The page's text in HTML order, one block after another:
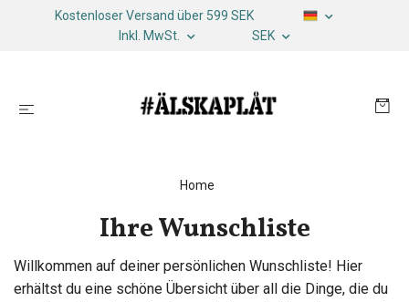
Kostenloser Versand über 599 SEK
Inkl. MwSt.
SEK
Home
Ihre Wunschliste
Willkommen auf deiner persönlichen Wunschliste! Hier
erhältst du eine schöne Übersicht über all die Dinge, die du